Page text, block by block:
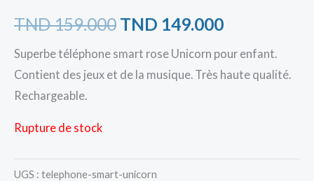
TND159.000 TND 149.000
Superbe téléphone smart rose Unicorn pour enfant.
Contient des jeux et de la musique. Très haute qualité.
Rechargeable.
Rupture de stock
UGS : telephone-smart-unicorn